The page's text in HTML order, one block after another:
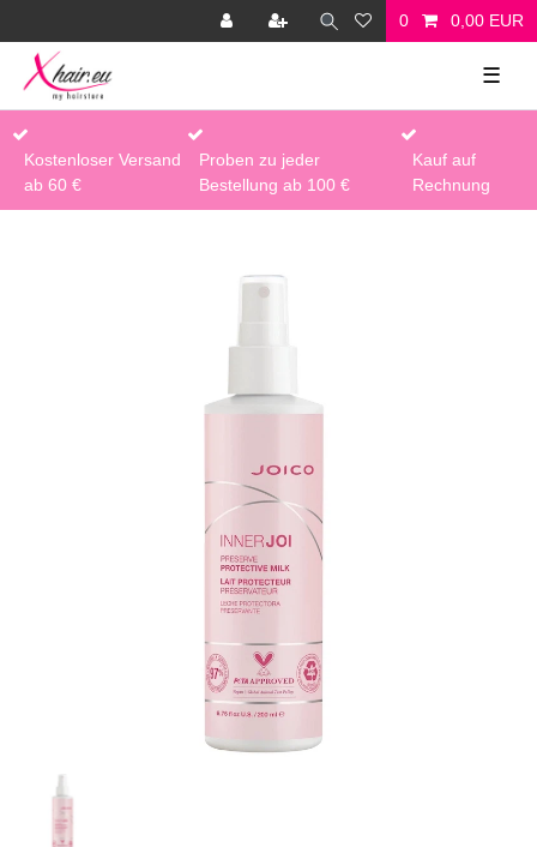
0 0,00 EUR
☰
Kostenloser Versand
ab 60 €
Proben zu jeder
Bestellung ab 100 €
Kauf auf
Rechnung